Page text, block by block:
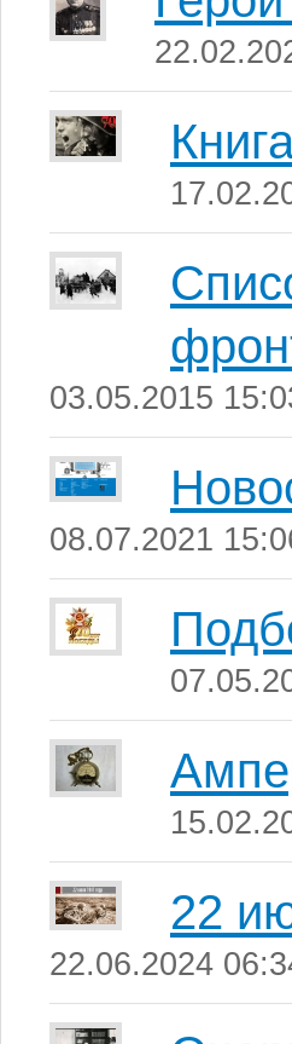
03.05.2015
08.07.2021
22
22.06.2024